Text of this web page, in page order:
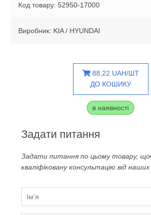
Код товару: 52950-17000
Виробник: KIA / HYUNDAI
88,22 UAH/ШТ
ДО КОШИКУ
в наявності
Задати питання
Задати питання по цьому товару,
кваліфіковану консультацію від